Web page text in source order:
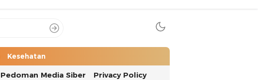
Kesehatan
Pedoman Media Siber Privacy Policy